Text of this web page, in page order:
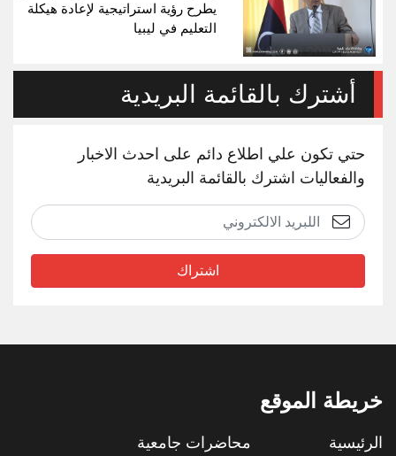
يطرح رؤية استراتيجية لإعادة هيكلة
التعليم في ليبيا
أشترك بالقائمة البريدية
حتي تكون علي اطلاع دائم على احدث الاخبار
والفعاليات اشترك بالقائمة البريدية
اشتراك
خريطة الموقع
الرئيسية
محاضرات جامعية